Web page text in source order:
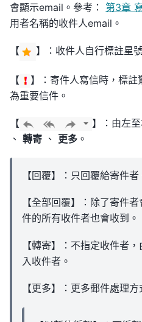
會顯示email。參考： 第3章
用者名稱的收件人email。
【 】：收件人自行標註星
【
】：寄件人寫信時，標
為重要信件。
【 】：由左
、 轉寄 、 更多 。
【回覆】：只回覆給寄件者
【全部回覆】：除了寄件
件的所有收件者也會收到。
【轉寄】：不指定收件者
入收件者。
【更多】：更多郵件處理方